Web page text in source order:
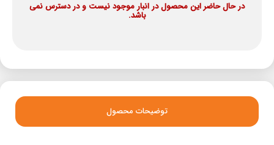
در حال حاضر این محصول در انبار موجود نیست و در دسترس نمی
باشد.
توضیحات محصول